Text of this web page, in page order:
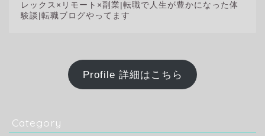
レックス×リモート×副業|転職で人生が豊かになった体
験談|転職ブログやってます
Profile 詳細はこちら
Category